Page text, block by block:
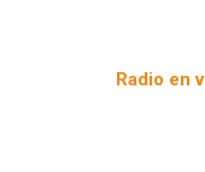
Radio en